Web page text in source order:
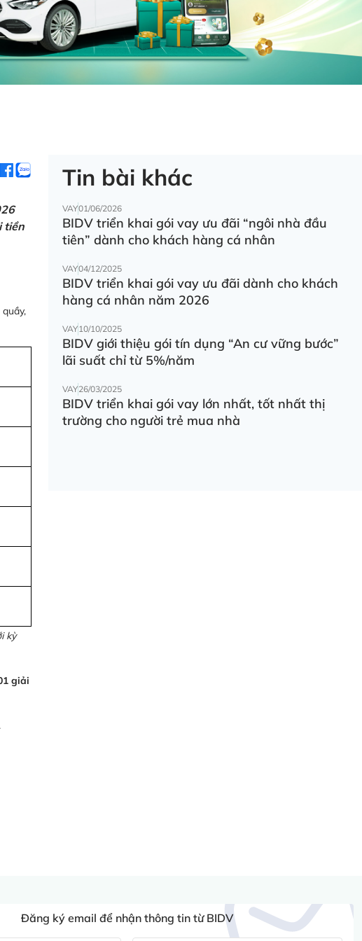
tiền
kỳ
giải
Tin bài khác
VAY01/06/2026
BIDV triển khai gói vay ưu đãi “ngôi nhà đầu
tiên” dành cho khách hàng cá nhân
VAY04/12/2025
BIDV triển khai gói vay ưu đãi dành cho khách
hàng cá nhân năm 2026
VAY10/10/2025
BIDV giới thiệu gói tín dụng “An cư vững bước”
lãi suất chỉ từ 5%/năm
VAY26/03/2025
BIDV triển khai gói vay lớn nhất, tốt nhất thị
trường cho người trẻ mua nhà
Đăng ký email để nhận thông tin từ BIDV